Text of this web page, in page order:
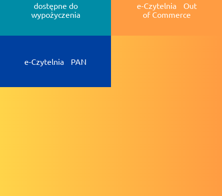
dostępne do
wypożyczenia
e-Czytelnia Out
of Commerce
e-Czytelnia PAN